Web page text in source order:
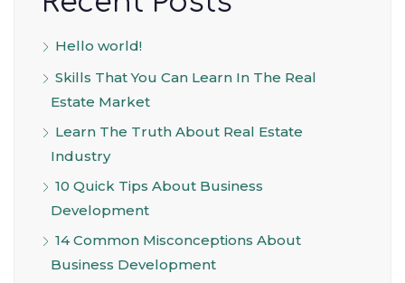
Hello world!
Skills That You Can Learn In The Real
Estate Market
Learn The Truth About Real Estate
Industry
10 Quick Tips About Business
Development
14 Common Misconceptions About
Business Development